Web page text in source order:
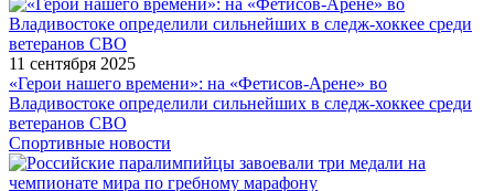
11 сентября 2025
«Герои нашего времени»: на «Фетисов-Арене» во
Владивостоке определили сильнейших в следж-хоккее среди
ветеранов СВО
Спортивные новости